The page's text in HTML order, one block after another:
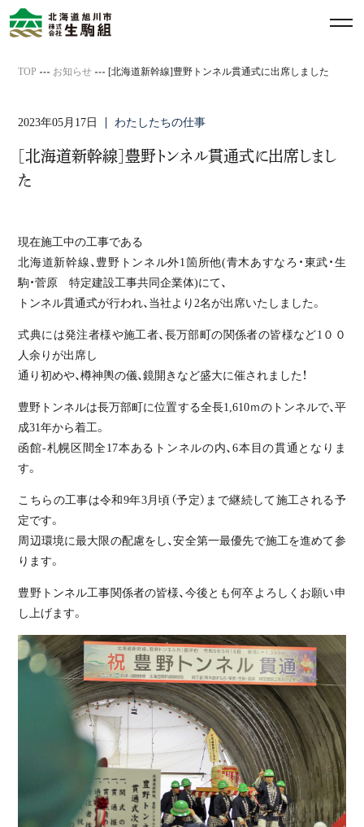
ュ
す
TOP お知らせ [北海道新幹線]豊野トンネル貫通式に出席しました
2023年05月17日 わたしたちの仕事
[北海道新幹線]豊野トンネル貫通式に出席しまし
た
現在施工中の工事である
北海道新幹線、豊野トンネル外1箇所他(青木あすなろ・東武・生
駒・菅原 特定建設工事共同企業体)にて、
トンネル貫通式が行われ、当社より2名が出席いたしました。
式典には発注者様や施工者、長万部町の関係者の皆様など1００
人余りが出席し
通り初めや、樽神輿の儀、鏡開きなど盛大に催されました！
豊野トンネルは長万部町に位置する全長1,610ｍのトンネルで、平
成31年から着工。
函館-札幌区間全17本あるトンネルの内、6本目の貫通となりま
す。
こちらの工事は令和9年3月頃（予定）まで継続して施工される予
定です。
周辺環境に最大限の配慮をし、安全第一最優先で施工を進めて参
ります。
豊野トンネル工事関係者の皆様、今後とも何卒よろしくお願い申
し上げます。